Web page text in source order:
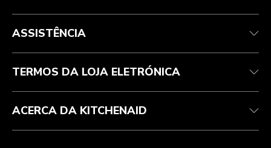
Health Check
Atendimento ao cliente
Acompanhar a sua encomenda
Garantia e documentos
Perguntas frequentes
Termos e condições
Envio e entrega
Devoluções e reembolsos
Marca
ODR
A marca
A nossa história
ASSISTÊNCIA
TERMOS DA LOJA ELETRÓNICA
ACERCA DA KITCHENAID